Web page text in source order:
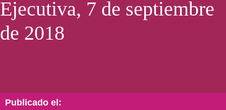
Ejecutiva, 7 de septiembre
de 2018
Publicado el: